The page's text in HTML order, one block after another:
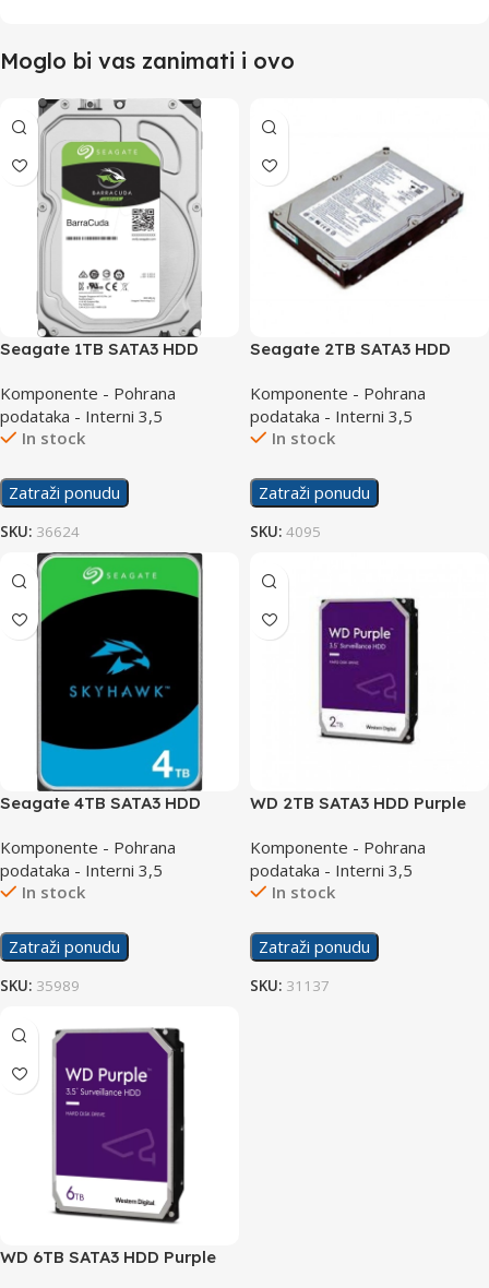
Moglo bi vas zanimati i ovo
Seagate 1TB SATA3 HDD
Komponente - Pohrana
podataka - Interni 3,5
In stock
Zatraži ponudu
SKU: 36624
Seagate 2TB SATA3 HDD
Komponente - Pohrana
podataka - Interni 3,5
In stock
Zatraži ponudu
SKU: 4095
Seagate 4TB SATA3 HDD
Komponente - Pohrana
podataka - Interni 3,5
In stock
Zatraži ponudu
SKU: 35989
WD 2TB SATA3 HDD Purple
Komponente - Pohrana
podataka - Interni 3,5
In stock
Zatraži ponudu
SKU: 31137
WD 6TB SATA3 HDD Purple